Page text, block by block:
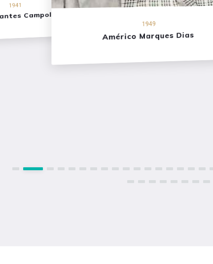
1941
Campolina
1949
Américo Marques Dias